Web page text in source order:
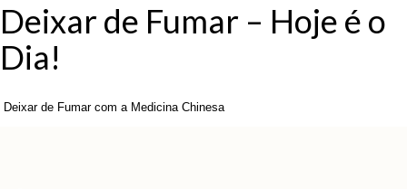
Deixar de Fumar – Hoje é o
Dia!
Deixar de Fumar com a Medicina Chinesa